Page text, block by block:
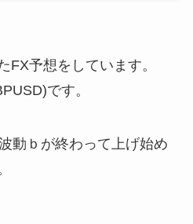
FX予想をしています。
です。
動ｂが終わって上げ始め